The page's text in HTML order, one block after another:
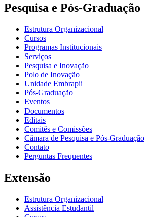
Pesquisa e Pós-Graduação
Estrutura Organizacional
Cursos
Programas Institucionais
Serviços
Pesquisa e Inovação
Polo de Inovação
Unidade Embrapii
Pós-Graduação
Eventos
Documentos
Editais
Comitês e Comissões
Câmara de Pesquisa e Pós-Graduação
Contato
Perguntas Frequentes
Extensão
Estrutura Organizacional
Assistência Estudantil